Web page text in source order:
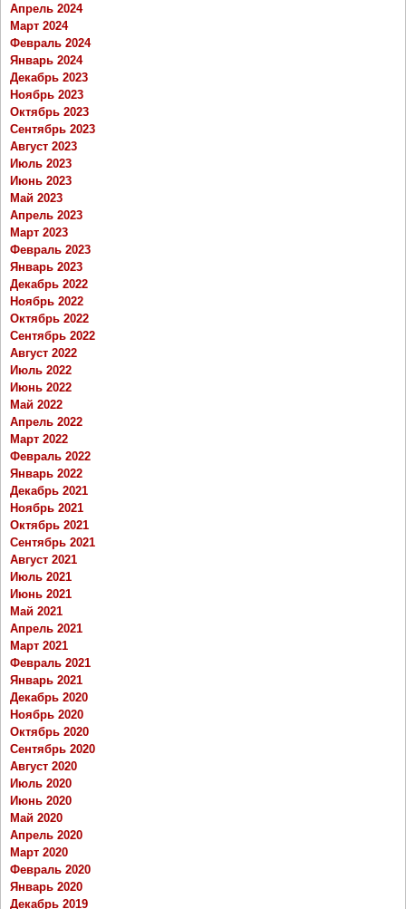
Апрель 2024
Март 2024
Февраль 2024
Январь 2024
Декабрь 2023
Ноябрь 2023
Октябрь 2023
Сентябрь 2023
Август 2023
Июль 2023
Июнь 2023
Май 2023
Апрель 2023
Март 2023
Февраль 2023
Январь 2023
Декабрь 2022
Ноябрь 2022
Октябрь 2022
Сентябрь 2022
Август 2022
Июль 2022
Июнь 2022
Май 2022
Апрель 2022
Март 2022
Февраль 2022
Январь 2022
Декабрь 2021
Ноябрь 2021
Октябрь 2021
Сентябрь 2021
Август 2021
Июль 2021
Июнь 2021
Май 2021
Апрель 2021
Март 2021
Февраль 2021
Январь 2021
Декабрь 2020
Ноябрь 2020
Октябрь 2020
Сентябрь 2020
Август 2020
Июль 2020
Июнь 2020
Май 2020
Апрель 2020
Март 2020
Февраль 2020
Январь 2020
Декабрь 2019